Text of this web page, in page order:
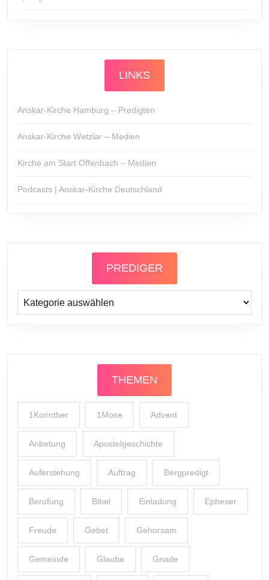
LINKS
Anskar-Kirche Hamburg – Predigten
Anskar-Kirche Wetzlar – Medien
Kirche am Start Offenbach – Medien
Podcasts | Anskar-Kirche Deutschland
PREDIGER
Prediger
THEMEN
1Korinther 1Mose Advent
Anbetung Apostelgeschichte
Auferstehung Auftrag Bergpredigt
Berufung Bibel Einladung Epheser
Freude Gebet Gehorsam
Gemeinde Glaube Gnade